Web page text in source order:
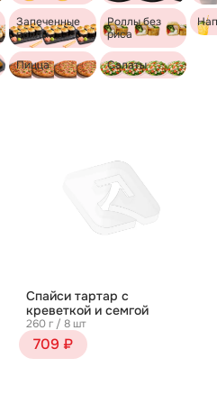
Запеченные
роллы
Роллы без
риса
Пицца Салаты
Спайси тартар с
креветкой и семгой
260 г / 8 шт
709 ₽